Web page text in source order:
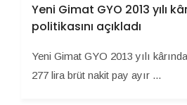
Yeni Gimat GYO 2013 yılı
politikasını açıkladı
Yeni Gimat GYO 2013 yılı
277 lira brüt nakit pay ayır ...